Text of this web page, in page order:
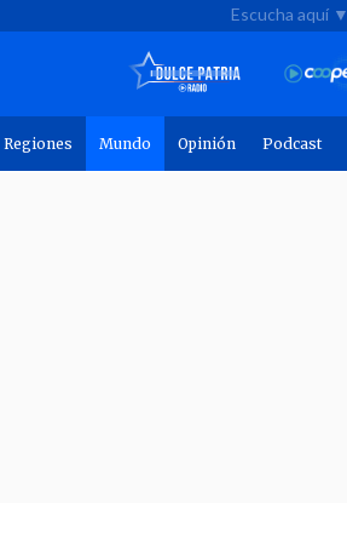
Escucha aquí ▼
Regiones Mundo Opinión Podcast